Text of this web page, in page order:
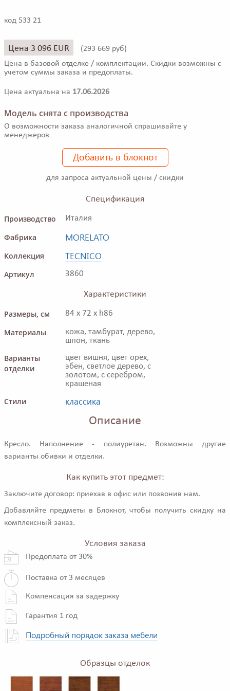
код 533 21
Цена 3 096 EUR (293 669 руб)
Цена в базовой отделке / комплектации. Скидки возможны с
учетом суммы заказа и предоплаты.
Цена актуальна на 17.06.2026
Модель снята с производства
О возможности заказа аналогичной спрашивайте у
менеджеров
Добавить в блокнот
для запроса актуальной цены / скидки
Спецификация
Производство
Италия
Фабрика MORELATO
Коллекция TECNICO
Артикул 3860
Характеристики
Размеры, см
84 x 72 x h86
Материалы
кожа, тамбурат, дерево,
шпон, ткань
Варианты
отделки
цвет вишня, цвет орех,
эбен, светлое дерево, с
золотом, с серебром,
крашеная
Стили классика
Описание
Кресло. Наполнение - полиуретан. Возможны другие
варианты обивки и отделки.
Как купить этот предмет:
Заключите договор: приехав в офис или позвонив нам.
Добавляйте предметы в Блокнот, чтобы получить скидку на
комплексный заказ.
Условия заказа
Предоплата от 30%
Поставка от 3 месяцев
Компенсация за задержку
Гарантия 1 год
Подробный порядок заказа мебели
Образцы отделок